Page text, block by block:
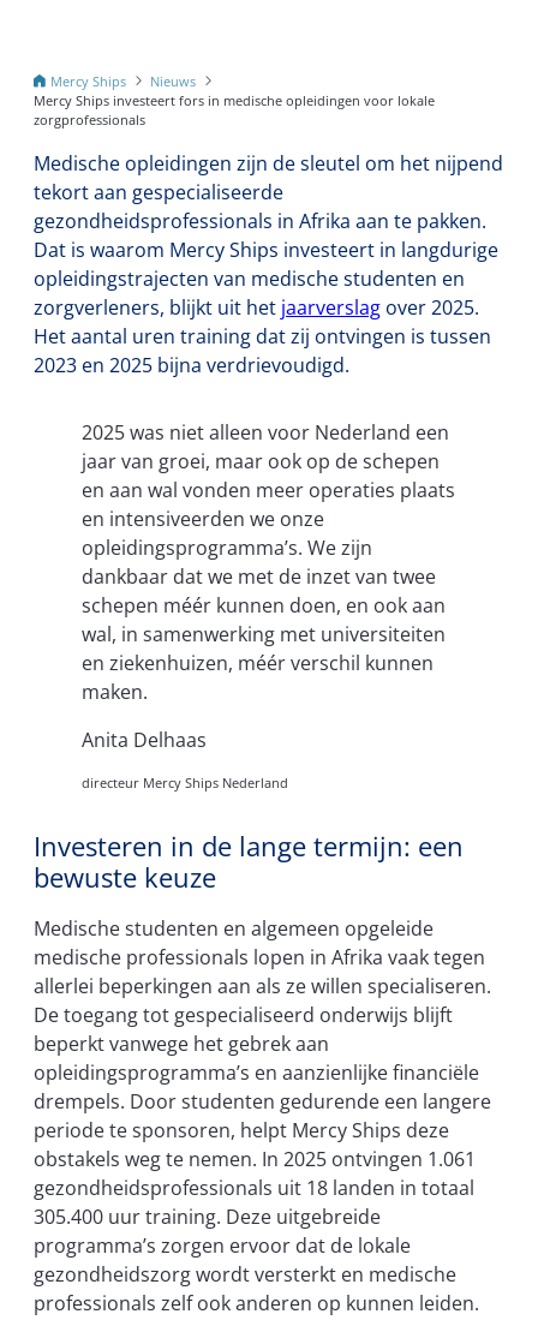
Mercy Ships
Nieuws
Mercy Ships investeert fors in medische opleidingen voor lokale
zorgprofessionals
Medische opleidingen zijn de sleutel om het nijpend
tekort aan gespecialiseerde
gezondheidsprofessionals in Afrika aan te pakken.
Dat is waarom Mercy Ships investeert in langdurige
opleidingstrajecten van medische studenten en
zorgverleners, blijkt uit het jaarverslag over 2025.
Het aantal uren training dat zij ontvingen is tussen
2023 en 2025 bijna verdrievoudigd.
2025 was niet alleen voor Nederland een
jaar van groei, maar ook op de schepen
en aan wal vonden meer operaties plaats
en intensiveerden we onze
opleidingsprogramma’s. We zijn
dankbaar dat we met de inzet van twee
schepen méér kunnen doen, en ook aan
wal, in samenwerking met universiteiten
en ziekenhuizen, méér verschil kunnen
maken.
Anita Delhaas
directeur Mercy Ships Nederland
Investeren in de lange termijn: een
bewuste keuze
Medische studenten en algemeen opgeleide
medische professionals lopen in Afrika vaak tegen
allerlei beperkingen aan als ze willen specialiseren.
De toegang tot gespecialiseerd onderwijs blijft
beperkt vanwege het gebrek aan
opleidingsprogramma’s en aanzienlijke financiële
drempels. Door studenten gedurende een langere
periode te sponsoren, helpt Mercy Ships deze
obstakels weg te nemen. In 2025 ontvingen 1.061
gezondheidsprofessionals uit 18 landen in totaal
305.400 uur training. Deze uitgebreide
programma’s zorgen ervoor dat de lokale
gezondheidszorg wordt versterkt en medische
professionals zelf ook anderen op kunnen leiden.